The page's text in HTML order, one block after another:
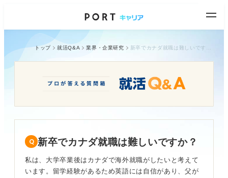
トップ 就活Q&A 業界・企業研究
新卒でカナダ就職は難しいですか？
私は、大学卒業後はカナダで海外就職がしたいと考えて
います。留学経験があるため英語には自信があり、父が